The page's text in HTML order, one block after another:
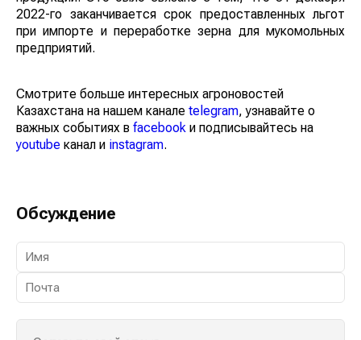
2022-го заканчивается срок предоставленных льгот
при импорте и переработке зерна для мукомольных
предприятий.
Смотрите больше интересных агроновостей
Казахстана на нашем канале telegram, узнавайте о
важных событиях в facebook и подписывайтесь на
youtube канал и instagram.
Обсуждение